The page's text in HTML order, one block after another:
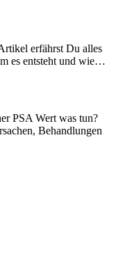
erfährst Du alles
es entsteht und wie…
PSA Wert was tun?
Behandlungen